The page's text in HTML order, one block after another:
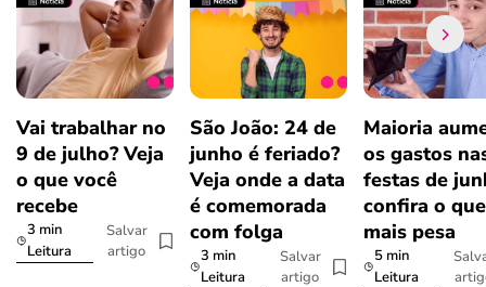
Vai trabalhar no
9 de julho? Veja
o que você
recebe
3 min
Leitura
Salvar
artigo
São João: 24 de
junho é feriado?
Veja onde a data
é comemorada
com folga
3 min
Leitura
Salvar
artigo
Maioria
os gastos
festas de
confira o que
mais pesa
5 min
Leitura